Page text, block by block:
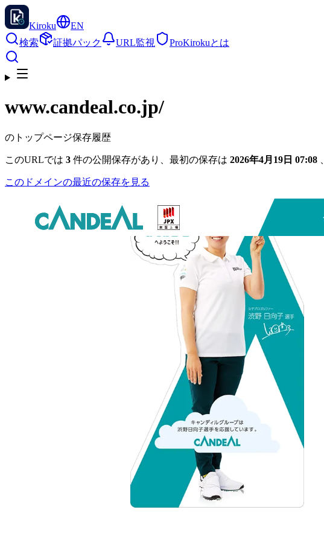
Kiroku
EN
検索
証拠パック URL監視 ProKirokuとは
www.candeal.co.jp/
のトップページ保存履歴
このURLでは 3 件の公開保存があり、最初の保存は 2026年4月19日 07:08
このドメインの最近の保存を見る